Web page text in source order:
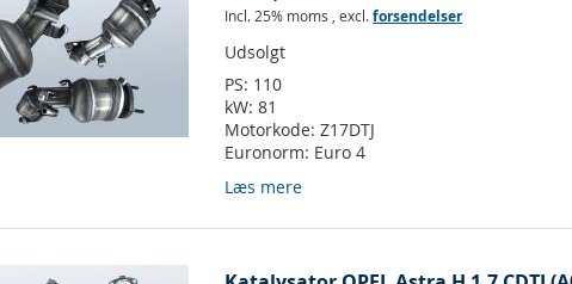
Incl. 25% moms ,excl.forsendelser
Udsolgt
PS: 110
kW:81
Motorkode:Z17DTJ
Euronorm: Euro 4
Læs mere